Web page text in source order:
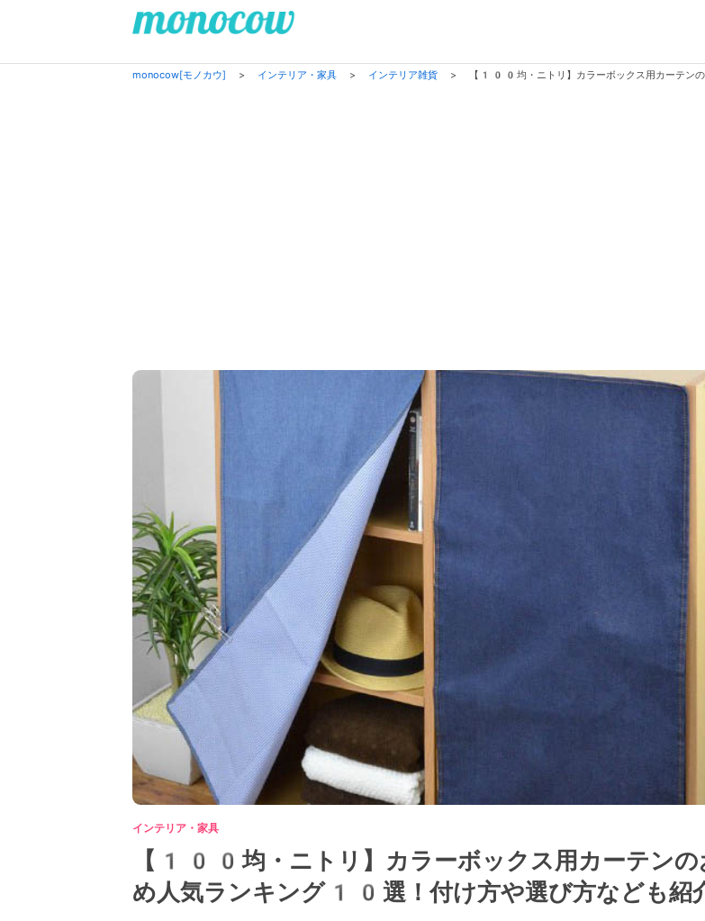
monocow[モノカウ] > インテリア・家具 > インテリア雑貨 > 【100均・ニトリ】カラーボックス用カーテン
インテリア・家具
【100均・ニトリ】カラーボックス用カーテンの
め人気ランキング10選！付け方や選び方なども紹